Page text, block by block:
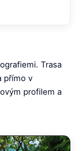
Trasa
přímo v
profilem a